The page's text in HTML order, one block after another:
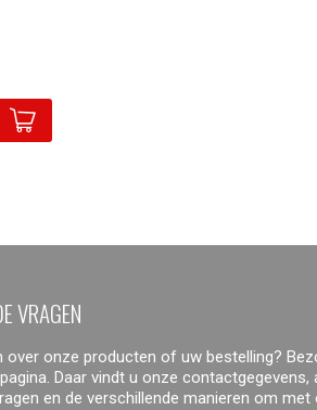
VRAGEN
over onze producten of uw bestelling?
Daar vindt u onze contactgegevens,
en de verschillende manieren om